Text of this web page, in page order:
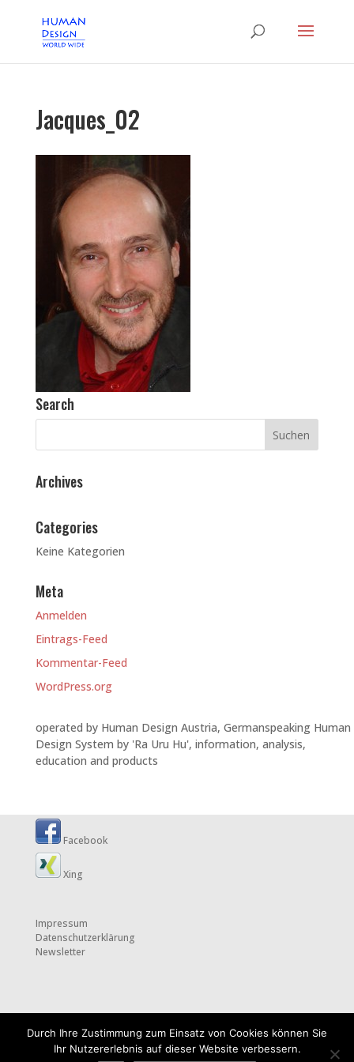
Jacques_02
Search
Archives
Categories
Keine Kategorien
Meta
Anmelden
Eintrags-Feed
Kommentar-Feed
WordPress.org
operated by Human Design Austria, Germanspeaking Human
Design System by 'Ra Uru Hu', information, analysis,
education and products
Facebook
Xing
Impressum
Datenschutzerklärung
Newsletter
Durch Ihre Zustimmung zum Einsatz von Cookies können Sie
Ihr Nutzererlebnis auf dieser Website verbessern.